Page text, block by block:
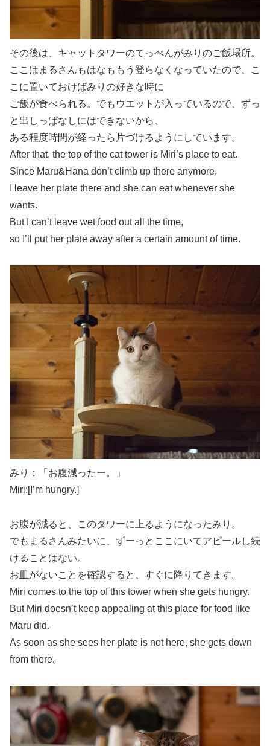
その後は、キャットタワーのてっぺんがみりのご飯場所。
ここはまるさんもはなももう登らなくなっていたので、こ
こに置いておけばみりの好きな時に
ご飯が食べられる。でもウエットが入っているので、ずっ
と出しっぱなしにはできないから、
ある程度時間が経ったら片づけるようにしています。
After that, the top of the cat tower is Miri’s place to eat.
Since Maru&Hana don’t climb up there anymore,
I leave her plate there and she can eat whenever she
wants.
But I can’t leave wet food out all the time,
so I’ll put her plate away after a certain amount of time.
みり：「お腹減ったー。」
Miri:[I’m hungry.]
お腹が減ると、このタワーに上るようになったみり。
でもまるさんみたいに、ずーっとここにいてアピールし続
けることはない。
お皿がないことを確認すると、すぐに降りてきます。
Miri comes to the top of this tower when she gets hungry.
But Miri doesn’t keep appealing at this place for food like
Maru did.
As soon as she sees her plate is not here, she gets down
from there.